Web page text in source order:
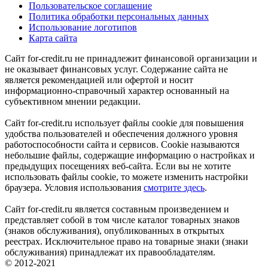
Пользовательское соглашение
Политика обработки персональных данных
Использование логотипов
Карта сайта
Сайт for-credit.ru не принадлежит финансовой организации и
не оказывает финансовых услуг. Содержание сайта не
является рекомендацией или офертой и носит
информационно-справочный характер основанный на
субъективном мнении редакции.
Сайт for-credit.ru использует файлы cookie для повышения
удобства пользователей и обеспечения должного уровня
работоспособности сайта и сервисов. Cookie называются
небольшие файлы, содержащие информацию о настройках и
предыдущих посещениях веб-сайта. Если вы не хотите
использовать файлы cookie, то можете изменить настройки
браузера. Условия использования смотрите здесь.
Сайт for-credit.ru является составным произведением и
представляет собой в том числе каталог товарных знаков
(знаков обслуживания), опубликованных в открытых
реестрах. Исключительное право на товарные знаки (знаки
обслуживания) принадлежат их правообладателям.
© 2012-2021